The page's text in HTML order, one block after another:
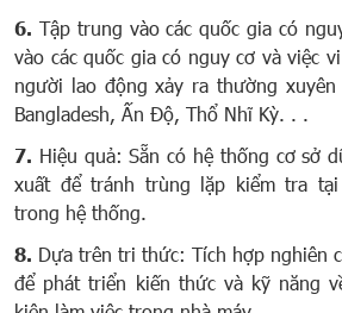
6. Tập trung vào các quốc gia có
vào các quốc gia có nguy cơ và việc
người lao động xảy ra thường
Bangladesh, Ấn Độ, Thổ Nhĩ Kỳ. . .
7. Hiệu quả: Sẵn có hệ thống cơ sở
xuất để tránh trùng lặp kiểm tra
trong hệ thống.
8. Dựa trên tri thức: Tích hợp nghiên
để phát triển kiến ​​thức và kỹ năng